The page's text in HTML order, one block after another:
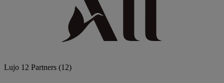
Lujo 12 Partners (12)